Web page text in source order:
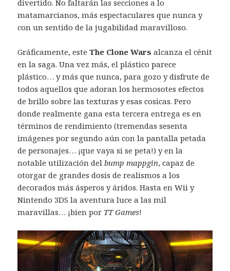
divertido. No faltarán las secciones a lo
matamarcianos, más espectaculares que nunca y
con un sentido de la jugabilidad maravilloso.
Gráficamente, esteThe Clone Wars alcanza el cénit
en la saga. Una vez más, el plástico parece
plástico… y más que nunca, para gozo y disfrute de
todos aquellos que adoran los hermosotes efectos
de brillo sobre las texturas y esas cosicas. Pero
donde realmente gana esta tercera entrega es en
términos de rendimiento (tremendas sesenta
imágenes por segundo aún con la pantalla petada
de personajes… ¡que vaya si se peta!) y en la
notable utilización delbump mappgin, capaz de
otorgar de grandes dosis de realismos a los
decorados más ásperos y áridos. Hasta en Wii y
Nintendo 3DS la aventura luce a las mil
maravillas… ¡bien por TT Games!